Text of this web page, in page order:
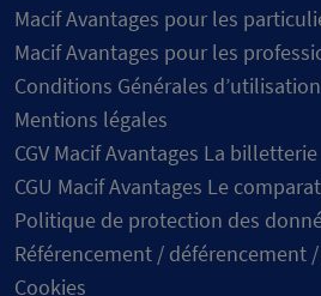
Macif Avantages pour les
Macif Avantages pour les
Conditions Générales d’utilisation
Mentions légales
CGV Macif Avantages La billetterie
CGU Macif Avantages Le
Politique de protection des
Référencement / déférencement
Cookies